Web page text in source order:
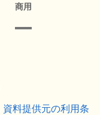
商用
資料提供元の利用条